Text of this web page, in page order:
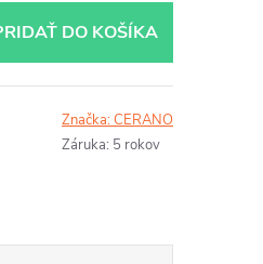
DO KOŠÍKA
Značka:CERANO
Záruka: 5 rokov